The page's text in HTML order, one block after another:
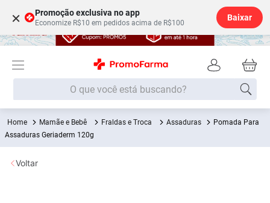
× Promoção exclusiva no app
Economize R$10 em pedidos acima de R$100
Baixar
O que você está buscando?
Mamãe e Bebê Fraldas e Troca Assaduras
Pomada Para
Assaduras Geriaderm 120g
Voltar
Termos mais buscados
1º Fralda
2